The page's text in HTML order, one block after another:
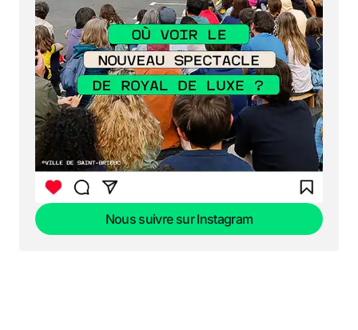
Nous suivre sur Instagram